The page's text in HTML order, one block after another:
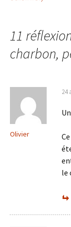
11
charbon,
Olivier
24
le